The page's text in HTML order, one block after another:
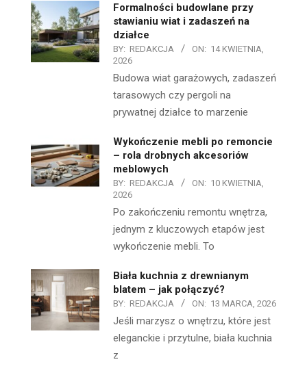
Formalności budowlane przy
stawianiu wiat i zadaszeń na
działce
BY: REDAKCJA ON: 14 KWIETNIA,
2026
Budowa wiat garażowych, zadaszeń
tarasowych czy pergoli na
prywatnej działce to marzenie
Wykończenie mebli po remoncie
– rola drobnych akcesoriów
meblowych
BY: REDAKCJA ON: 10 KWIETNIA,
2026
Po zakończeniu remontu wnętrza,
jednym z kluczowych etapów jest
wykończenie mebli. To
Biała kuchnia z drewnianym
blatem – jak połączyć?
BY: REDAKCJA ON: 13 MARCA, 2026
Jeśli marzysz o wnętrzu, które jest
eleganckie i przytulne, biała kuchnia
z